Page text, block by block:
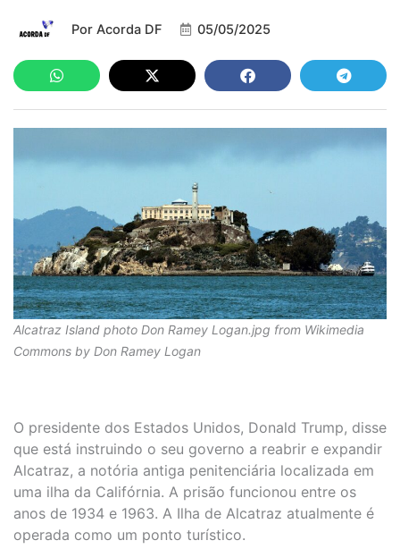
Por Acorda DF 05/05/2025
Alcatraz Island photo Don Ramey Logan.jpg from Wikimedia
Commons by Don Ramey Logan
O presidente dos Estados Unidos, Donald Trump, disse
que está instruindo o seu governo a reabrir e expandir
Alcatraz, a notória antiga penitenciária localizada em
uma ilha da Califórnia. A prisão funcionou entre os
anos de 1934 e 1963. A Ilha de Alcatraz atualmente é
operada como um ponto turístico.